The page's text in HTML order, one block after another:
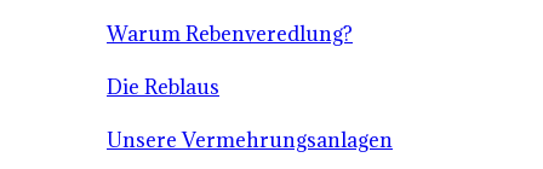
Warum Rebenveredlung?
Die Reblaus
Unsere Vermehrungsanlagen